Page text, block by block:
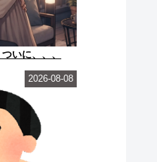
いに、、、
2026-08-08